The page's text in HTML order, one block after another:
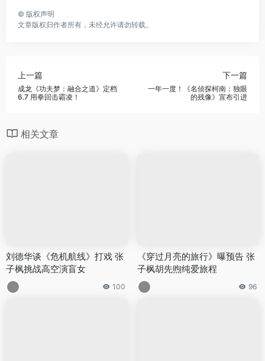
© 版权声明
文章版权归作者所有，未经允许请勿转载。
上一篇
成龙《功夫梦：融合之道》定档
6.7 用拳回击霸凌！
下一篇
一年一度！《名侦探柯南：独眼
的残像》宣布引进
相关文章
刘德华谈《危机航线》打戏 张
子枫挑战高空演盲女
100
《穿过月亮的旅行》曝预告 张
子枫胡先煦纯爱旅程
96